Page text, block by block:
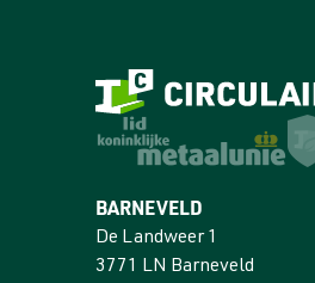
BARNEVELD
De Landweer 1
3771 LN Barneveld